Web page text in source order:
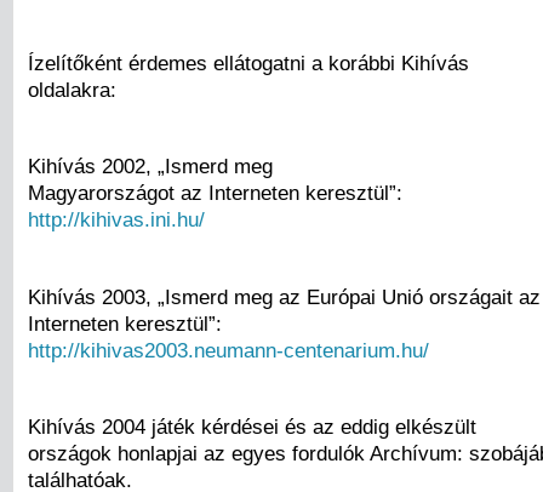
Ízelítőként érdemes ellátogatni a korábbi Kihívás
oldalakra:
Kihívás 2002, „Ismerd meg
Magyarországot az Interneten keresztül”:
http://kihivas.ini.hu/
Kihívás 2003, „Ismerd meg az Európai Unió országait az
Interneten keresztül”:
http://kihivas2003.neumann-centenarium.hu/
Kihívás 2004 játék kérdései és az eddig elkészült
országok honlapjai az egyes fordulók Archívum:
találhatóak.